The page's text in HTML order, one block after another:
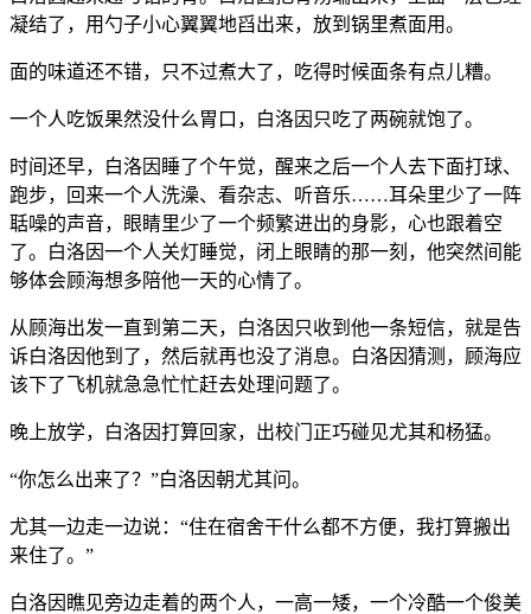
凝结了，用勺子小心翼翼地舀出来，放到锅里煮面用。
面的味道还不错，只不过煮大了，吃得时候面条有点儿糟。
一个人吃饭果然没什么胃口，白洛因只吃了两碗就饱了。
时间还早，白洛因睡了个午觉，醒来之后一个人去下面打球、
跑步，回来一个人洗澡、看杂志、听音乐……耳朵里少了一阵
聒噪的声音，眼睛里少了一个频繁进出的身影，心也跟着空
了。白洛因一个人关灯睡觉，闭上眼睛的那一刻，他突然间能
够体会顾海想多陪他一天的心情了。
从顾海出发一直到第二天，白洛因只收到他一条短信，就是告
诉白洛因他到了，然后就再也没了消息。白洛因猜测，顾海应
该下了飞机就急急忙忙赶去处理问题了。
晚上放学，白洛因打算回家，出校门正巧碰见尤其和杨猛。
“你怎么出来了？”白洛因朝尤其问。
尤其一边走一边说：“住在宿舍干什么都不方便，我打算搬出
来住了。”
白洛因瞧见旁边走着的两个人，一高一矮，一个冷酷一个俊美